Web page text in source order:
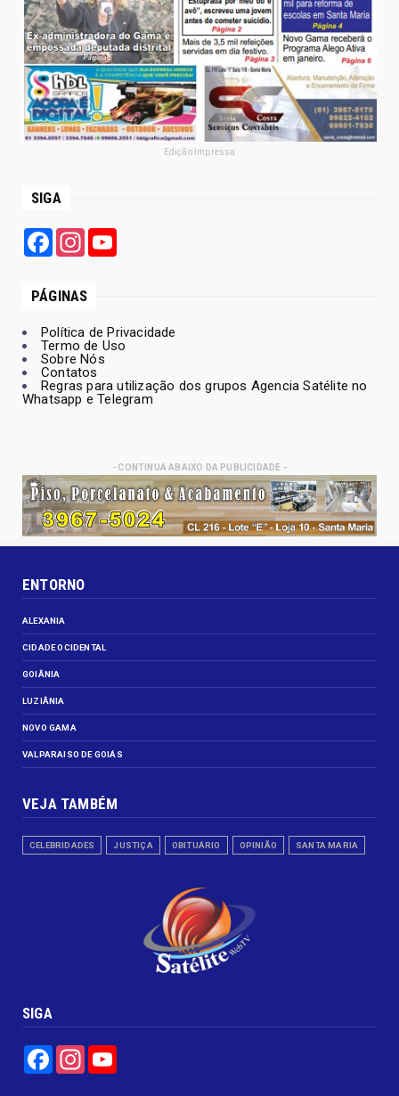
Edição Impressa
SIGA
FacebookInstagram
PÁGINAS
Política de Privacidade
Termo de Uso
Sobre Nós
Contatos
Regras para utilização dos grupos Agencia Satélite no
Whatsapp e Telegram
- CONTINUA ABAIXO DA PUBLICIDADE -
ENTORNO
ALEXANIA
CIDADE OCIDENTAL
GOIÂNIA
LUZIÂNIA
NOVO GAMA
VALPARAISO DE GOIÁS
VEJA TAMBÉM
CELEBRIDADES JUSTIÇA OBITUÁRIO OPINIÃO SANTA MARIA
SIGA
FacebookInstagram